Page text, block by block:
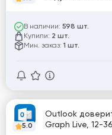
В наличии: 598 шт.
Купили: 2 шт.
Мин. заказ: 1 шт.
5.0
Outlook
Graph Live, 12-